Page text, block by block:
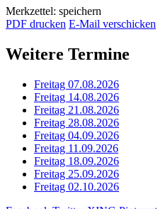
Merkzettel: speichern
PDF drucken E-Mail verschicken
Weitere Termine
Freitag 07.08.2026
Freitag 14.08.2026
Freitag 21.08.2026
Freitag 28.08.2026
Freitag 04.09.2026
Freitag 11.09.2026
Freitag 18.09.2026
Freitag 25.09.2026
Freitag 02.10.2026